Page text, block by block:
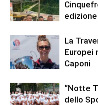
La
Europei
Caponi
“Notte
dello